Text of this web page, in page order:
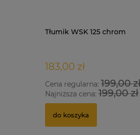
Tłumik WSK 125 chrom
183,00 zł
Cena regularna: 199,00
Najniższa cena: 199,00 zł
do koszyka